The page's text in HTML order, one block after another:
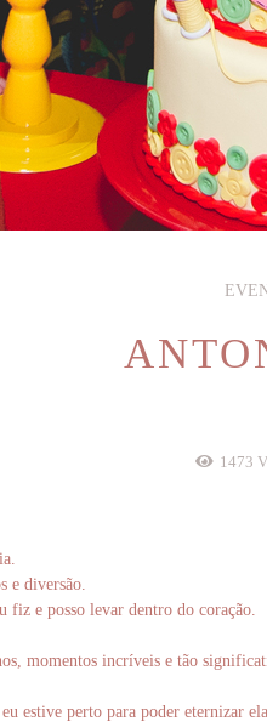
1473
e diversão.
fiz e posso levar dentro do coração.
momentos incríveis e tão
estive perto para poder eternizar